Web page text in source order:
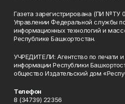
Газета зарегистрирована (ПИ №ТУ
Управлении Федеральной службы
информационных технологий и
Республике Башкортостан.
УЧРЕДИТЕЛИ: Агентство по печати
информации Республики
общество Издательский дом
Телефон
8 (34739) 22356